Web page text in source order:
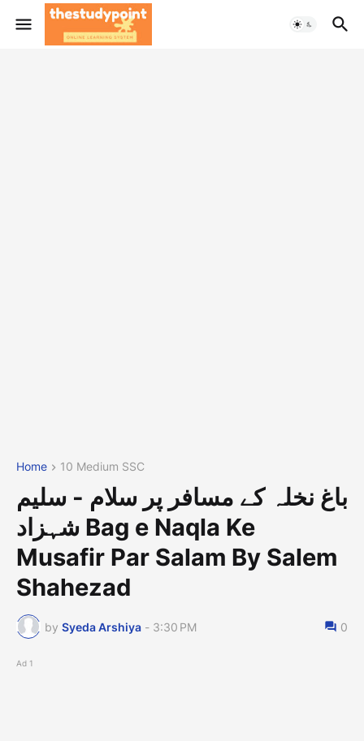
Home 10 Medium SSC
باغ نخلہ کے مسافر پر سلام - سلیم
شہزاد Bag e Naqla Ke
Musafir Par Salam By Salem
Shahezad
by Syeda Arshiya - 3:30 PM 0
Ad 1